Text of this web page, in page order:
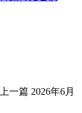
上一篇 2026年6月